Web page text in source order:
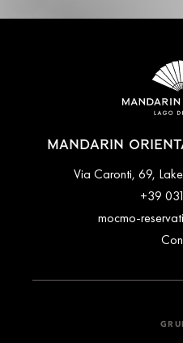
MANDARIN
Via Caronti, 69,
+39
mocmo-